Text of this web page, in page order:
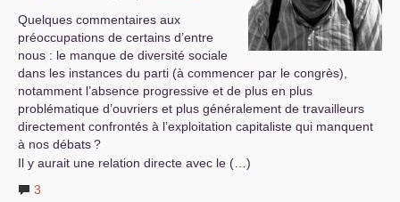
Quelques commentaires aux
préoccupations de certains d’entre
nous : le manque de diversité sociale
dans les instances du parti (à commencer par le congrès),
notamment l’absence progressive et de plus en plus
problématique d’ouvriers et plus généralement de travailleurs
directement confrontés à l’exploitation capitaliste qui manquent
à nos débats?
Il y aurait une relation directe avec le (…)
3